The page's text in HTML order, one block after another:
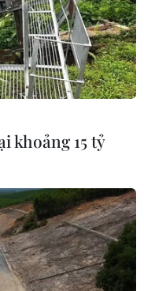
khoảng 15 tỷ